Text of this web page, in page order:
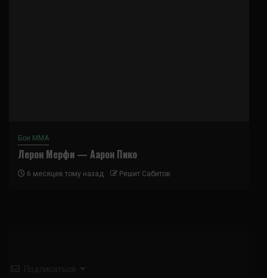
Бои ММА
Лерон Мерфи — Аарон Пико
6 месяцев тому назад Решит Сабитов